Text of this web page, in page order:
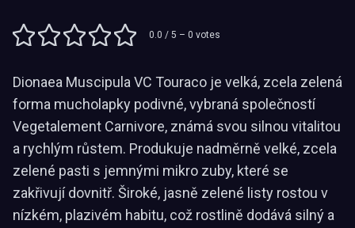
0.0 / 5 – 0 votes
Dionaea Muscipula VC Touraco je velká, zcela zelená
forma mucholapky podivné, vybraná společností
Vegetalement Carnivore, známá svou silnou vitalitou
a rychlým růstem. Produkuje nadměrně velké, zcela
zelené pasti s jemnými mikro zuby, které se
zakřivují dovnitř. Široké, jasně zelené listy rostou v
nízkém, plazivém habitu, což rostlině dodává silný a